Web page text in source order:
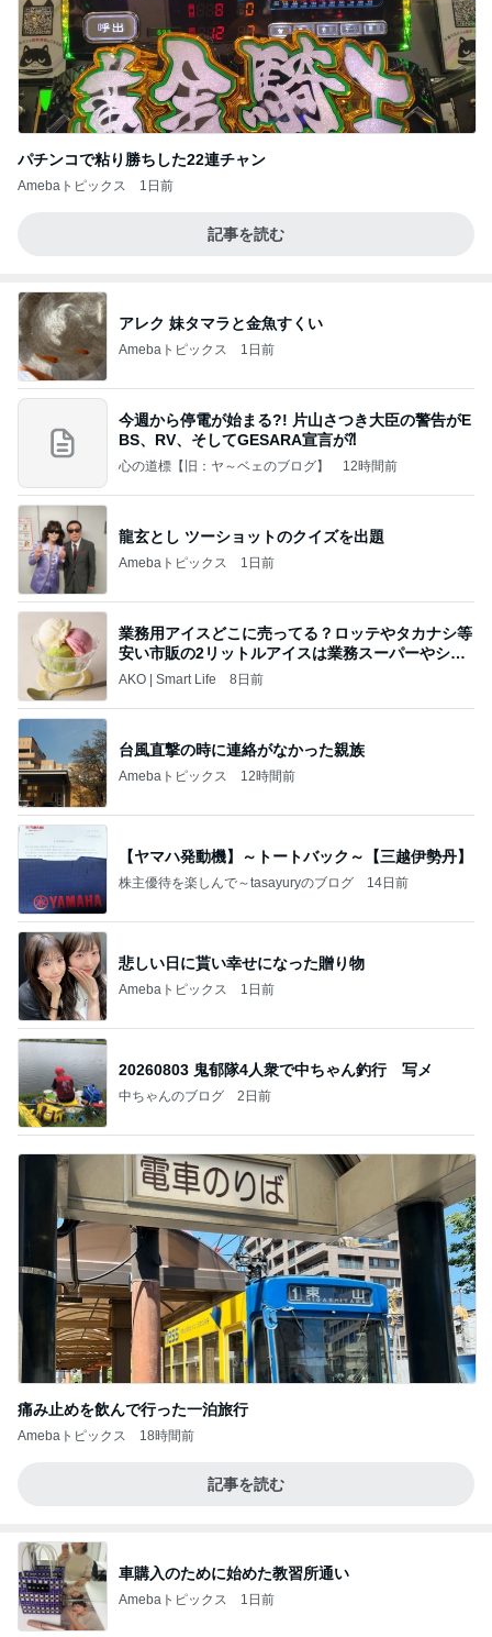
パチンコで粘り勝ちした22連チャン
Amebaトピックス 1日前
記事を読む
アレク 妹タマラと金魚すくい
Amebaトピックス 1日前
今週から停電が始まる?! 片山さつき大臣の警告がE
BS、RV、そしてGESARA宣言が⁈
心の道標【旧：ヤ～ベェのブログ】 12時間前
龍玄とし ツーショットのクイズを出題
Amebaトピックス 1日前
業務用アイスどこに売ってる？ロッテやタカナシ等
安い市販の2リットルアイスは業務スーパーやシャ
トレ
AKO | Smart Life 8日前
台風直撃の時に連絡がなかった親族
Amebaトピックス 12時間前
【ヤマハ発動機】～トートバック～【三越伊勢丹】
株主優待を楽しんで～tasayuryのブログ 14日前
悲しい日に貰い幸せになった贈り物
Amebaトピックス 1日前
20260803 鬼郁隊4人衆で中ちゃん釣行 写メ
中ちゃんのブログ 2日前
痛み止めを飲んで行った一泊旅行
Amebaトピックス 18時間前
記事を読む
車購入のために始めた教習所通い
Amebaトピックス 1日前